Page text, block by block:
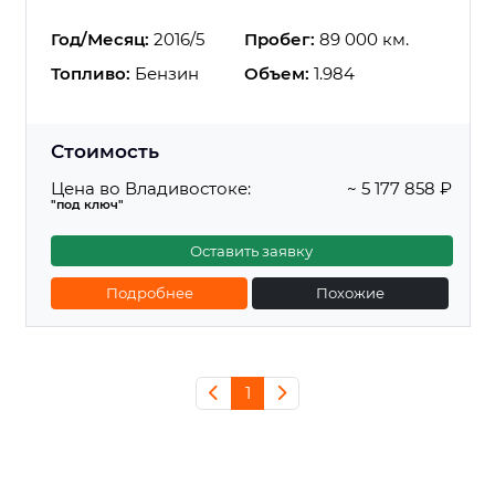
Год/Месяц: 2016/5 Пробег: 89 000 км.
Топливо: Бензин Объем: 1.984
Стоимость
Цена во Владивостоке:
"под ключ"
~ 5 177 858 ₽
Оставить заявку
Подробнее Похожие
1